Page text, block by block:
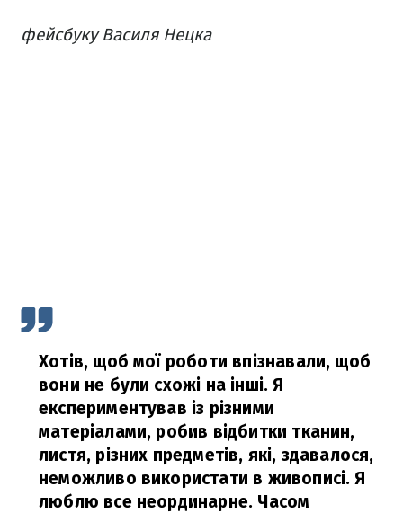
фейсбуку Василя Нецка
Хотів, щоб мої роботи впізнавали, щоб
вони не були схожі на інші. Я
експериментував із різними
матеріалами, робив відбитки тканин,
листя, різних предметів, які, здавалося,
неможливо використати в живописі. Я
люблю все неординарне. Часом